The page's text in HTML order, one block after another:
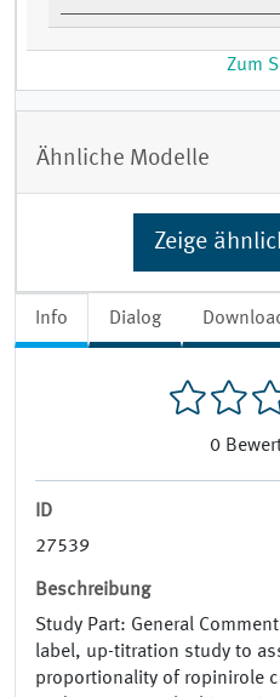
Info Dialog
0
ID
27539
Beschreibung
Study Part: General
label, up-titration study to
proportionality of ropinirole
Zum
Ähnliche Modelle
Zeige